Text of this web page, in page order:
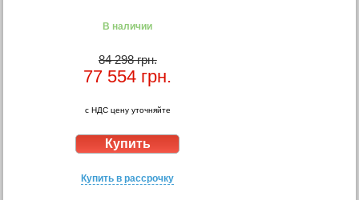
В наличии
84 298 грн.
77 554 грн.
с НДС цену уточняйте
Купить в рассрочку